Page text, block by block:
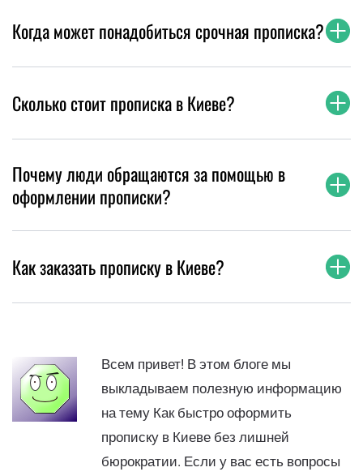
Когда может понадобиться срочная прописка?
Сколько стоит прописка в Киеве?
Почему люди обращаются за помощью в
оформлении прописки?
Как заказать прописку в Киеве?
Всем привет! В этом блоге мы
выкладываем полезную информацию
на тему Как быстро оформить
прописку в Киеве без лишней
бюрократии. Если у вас есть вопросы